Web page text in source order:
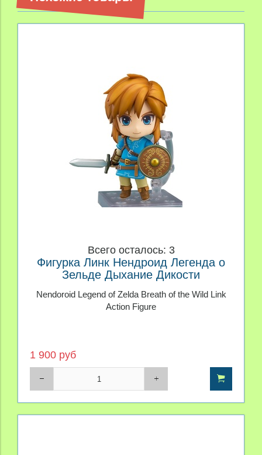
Всего осталось: 3
Фигурка Линк Нендроид Легенда о
Зельде Дыхание Дикости
Nendoroid Legend of Zelda Breath of the Wild Link
Action Figure
1 900 руб